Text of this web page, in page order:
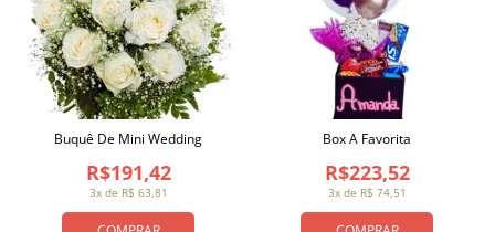
3x de R$ 63,81
R$191,42
Buquê De Mini Wedding
3x de R$ 74,51
R$223,52
Box A Favorita